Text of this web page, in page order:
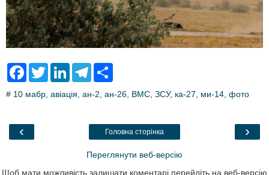
F
e
o
T
L
k
T
e
a
r
# 10 мабр авіація ан-2 ан-26 ВМС ЗСУ, ка-27 ми-14 фото
‹ ›
Головна сторінка
Переглянути веб-версію
Щоб мати можливість залишати коментарі перейдіть на веб-версію